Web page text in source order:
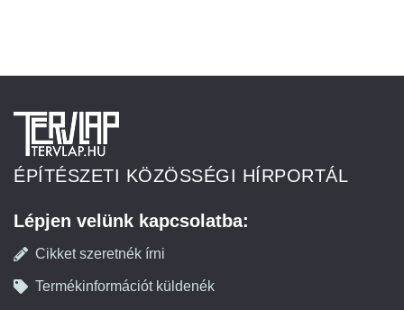
ÉPÍTÉSZETI KÖZÖSSÉGI HÍRPORTÁL
Lépjen velünk kapcsolatba:
Cikket szeretnék írni
Termékinformációt küldenék